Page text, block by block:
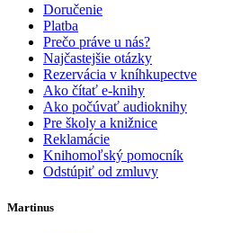
Doručenie
Platba
Prečo práve u nás?
Najčastejšie otázky
Rezervácia v kníhkupectve
Ako čítať e-knihy
Ako počúvať audioknihy
Pre školy a knižnice
Reklamácie
Knihomoľský pomocník
Odstúpiť od zmluvy
Martinus